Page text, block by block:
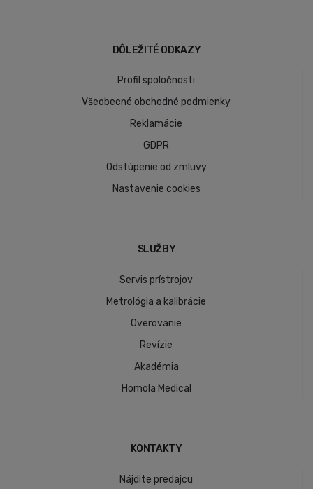
DÔLEŽITÉ ODKAZY
Profil spoločnosti
Všeobecné obchodné podmienky
Reklamácie
GDPR
Odstúpenie od zmluvy
Nastavenie cookies
SLUŽBY
Servis prístrojov
Metrológia a kalibrácie
Overovanie
Revízie
Akadémia
Homola Medical
KONTAKTY
Nájdite predajcu